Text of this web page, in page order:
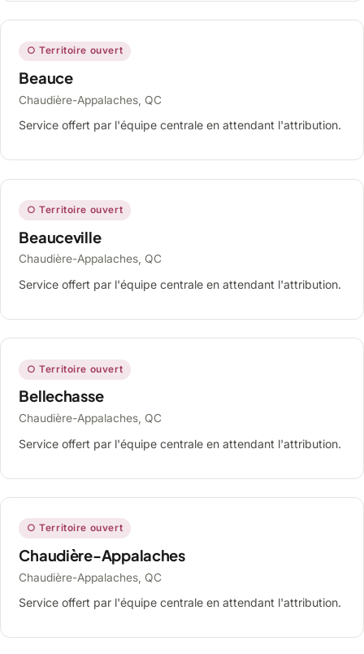
○ Territoire ouvert
Beauce
Chaudière-Appalaches, QC
Service offert par l'équipe centrale en attendant l'attribution.
○ Territoire ouvert
Beauceville
Chaudière-Appalaches, QC
Service offert par l'équipe centrale en attendant l'attribution.
○ Territoire ouvert
Bellechasse
Chaudière-Appalaches, QC
Service offert par l'équipe centrale en attendant l'attribution.
○ Territoire ouvert
Chaudière-Appalaches
Chaudière-Appalaches, QC
Service offert par l'équipe centrale en attendant l'attribution.